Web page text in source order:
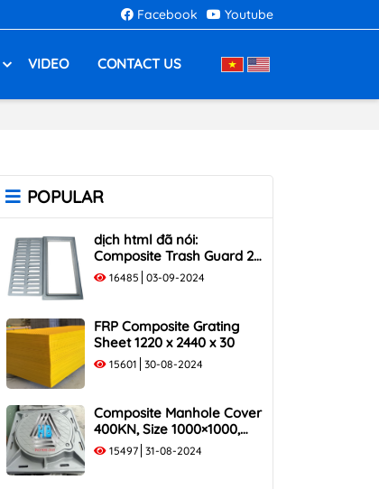
Facebook Youtube
VIDEO CONTACT US
POPULAR
dịch html đã nói:
Composite Trash Guard 25
Tons, 960x530 size, 250KN
Load Capacity
16485 03-09-2024
FRP Composite Grating
Sheet 1220 x 2440 x 30
15601 30-08-2024
Composite Manhole Cover
400KN, Size 1000×1000,
Flush Frame, Load
Capacity 40 Tons
15497 31-08-2024